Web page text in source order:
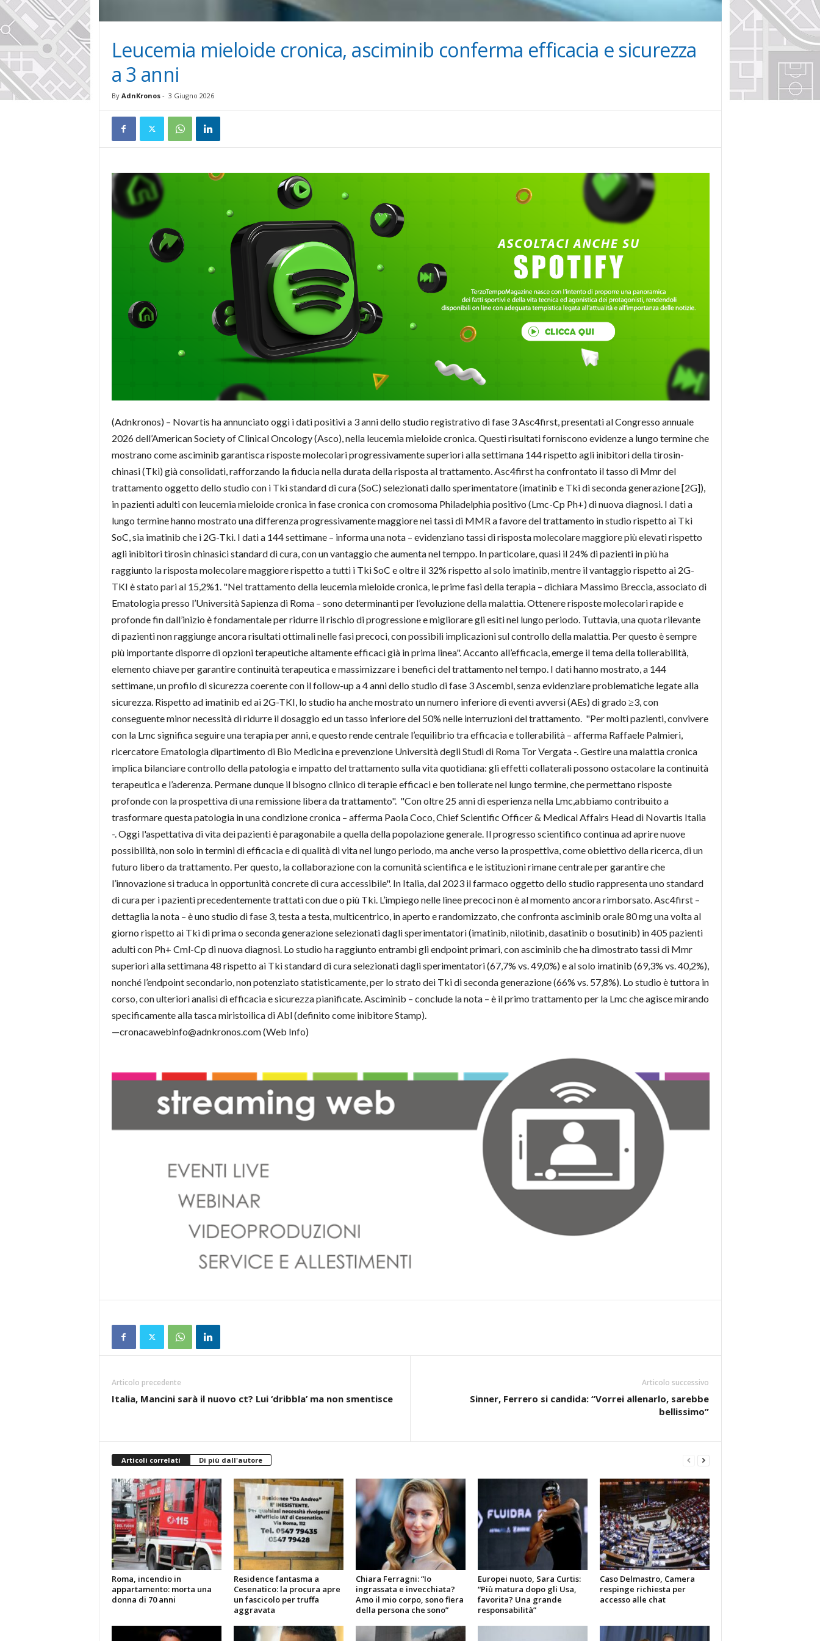
Leucemia mieloide cronica, asciminib conferma efficacia e sicurezza
a 3 anni
By AdnKronos- 3 Giugno 2026
(Adnkronos) – Novartis ha annunciato oggi i dati positivi a 3 anni dello studio registrativo di fase 3 Asc4first, presentati al Congresso annuale
2026 dell’American Society of Clinical Oncology (Asco), nella leucemia mieloide cronica. Questi risultati forniscono evidenze a lungo termine che
mostrano come asciminib garantisca risposte molecolari progressivamente superiori alla settimana 144 rispetto agli inibitori della tirosin-
chinasi (Tki) già consolidati, rafforzando la fiducia nella durata della risposta al trattamento. Asc4first ha confrontato il tasso di Mmr del
trattamento oggetto dello studio con i Tki standard di cura (SoC) selezionati dallo sperimentatore (imatinib e Tki di seconda generazione [2G]),
in pazienti adulti con leucemia mieloide cronica in fase cronica con cromosoma Philadelphia positivo (Lmc-Cp Ph+) di nuova diagnosi. I dati a
lungo termine hanno mostrato una differenza progressivamente maggiore nei tassi di MMR a favore del trattamento in studio rispetto ai Tki
SoC, sia imatinib che i 2G-Tki. I dati a 144 settimane – informa una nota – evidenziano tassi di risposta molecolare maggiore più elevati rispetto
agli inibitori tirosin chinasici standard di cura, con un vantaggio che aumenta nel temppo. In particolare, quasi il 24% di pazienti in più ha
raggiunto la risposta molecolare maggiore rispetto a tutti i Tki SoC e oltre il 32% rispetto al solo imatinib, mentre il vantaggio rispetto ai 2G-
TKI è stato pari al 15,2%1. "Nel trattamento della leucemia mieloide cronica, le prime fasi della terapia – dichiara Massimo Breccia, associato di
Ematologia presso l’Università Sapienza di Roma – sono determinanti per l’evoluzione della malattia. Ottenere risposte molecolari rapide e
profonde fin dall’inizio è fondamentale per ridurre il rischio di progressione e migliorare gli esiti nel lungo periodo. Tuttavia, una quota rilevante
di pazienti non raggiunge ancora risultati ottimali nelle fasi precoci, con possibili implicazioni sul controllo della malattia. Per questo è sempre
più importante disporre di opzioni terapeutiche altamente efficaci già in prima linea". Accanto all’efficacia, emerge il tema della tollerabilità,
elemento chiave per garantire continuità terapeutica e massimizzare i benefici del trattamento nel tempo. I dati hanno mostrato, a 144
settimane, un profilo di sicurezza coerente con il follow-up a 4 anni dello studio di fase 3 Ascembl, senza evidenziare problematiche legate alla
sicurezza. Rispetto ad imatinib ed ai 2G-TKI, lo studio ha anche mostrato un numero inferiore di eventi avversi (AEs) di grado ≥3, con
conseguente minor necessità di ridurre il dosaggio ed un tasso inferiore del 50% nelle interruzioni del trattamento. "Per molti pazienti, convivere
con la Lmc significa seguire una terapia per anni, e questo rende centrale l’equilibrio tra efficacia e tollerabilità – afferma Raffaele Palmieri,
ricercatore Ematologia dipartimento di Bio Medicina e prevenzione Università degli Studi di Roma Tor Vergata -. Gestire una malattia cronica
implica bilanciare controllo della patologia e impatto del trattamento sulla vita quotidiana: gli effetti collaterali possono ostacolare la continuità
terapeutica e l’aderenza. Permane dunque il bisogno clinico di terapie efficaci e ben tollerate nel lungo termine, che permettano risposte
profonde con la prospettiva di una remissione libera da trattamento". "Con oltre 25 anni di esperienza nella Lmc,abbiamo contribuito a
trasformare questa patologia in una condizione cronica – afferma Paola Coco, Chief Scientific Officer & Medical Affairs Head di Novartis Italia
-. Oggi l'aspettativa di vita dei pazienti è paragonabile a quella della popolazione generale. Il progresso scientifico continua ad aprire nuove
possibilità, non solo in termini di efficacia e di qualità di vita nel lungo periodo, ma anche verso la prospettiva, come obiettivo della ricerca, di un
futuro libero da trattamento. Per questo, la collaborazione con la comunità scientifica e le istituzioni rimane centrale per garantire che
l’innovazione si traduca in opportunità concrete di cura accessibile". In Italia, dal 2023 il farmaco oggetto dello studio rappresenta uno standard
di cura per i pazienti precedentemente trattati con due o più Tki. L’impiego nelle linee precoci non è al momento ancora rimborsato. Asc4first –
dettaglia la nota – è uno studio di fase 3, testa a testa, multicentrico, in aperto e randomizzato, che confronta asciminib orale 80 mg una volta al
giorno rispetto ai Tki di prima o seconda generazione selezionati dagli sperimentatori (imatinib, nilotinib, dasatinib o bosutinib) in 405 pazienti
adulti con Ph+ Cml-Cp di nuova diagnosi. Lo studio ha raggiunto entrambi gli endpoint primari, con asciminib che ha dimostrato tassi di Mmr
superiori alla settimana 48 rispetto ai Tki standard di cura selezionati dagli sperimentatori (67,7% vs. 49,0%) e al solo imatinib (69,3% vs. 40,2%),
nonché l’endpoint secondario, non potenziato statisticamente, per lo strato dei Tki di seconda generazione (66% vs. 57,8%). Lo studio è tuttora in
corso, con ulteriori analisi di efficacia e sicurezza pianificate. Asciminib – conclude la nota – è il primo trattamento per la Lmc che agisce mirando
specificamente alla tasca miristoilica di Abl (definito come inibitore Stamp).
—cronacawebinfo@adnkronos.com (Web Info)
Articolo precedente
Italia, Mancini sarà il nuovo ct? Lui ‘dribbla’ ma non smentisce
Articolo successivo
Sinner, Ferrero si candida: “Vorrei allenarlo, sarebbe
bellissimo”
Articoli correlati Di più dall'autore
Roma, incendio in
appartamento: morta una
donna di 70 anni
Residence fantasma a
Cesenatico: la procura apre
un fascicolo per truffa
aggravata
Chiara Ferragni: “Io
ingrassata e invecchiata?
Amo il mio corpo, sono fiera
della persona che sono”
Europei nuoto, Sara Curtis:
“Più matura dopo gli Usa,
favorita? Una grande
responsabilità”
Caso Delmastro, Camera
respinge richiesta per
accesso alle chat